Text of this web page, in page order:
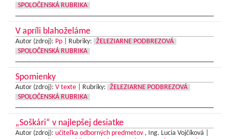
SPOLOČENSKÁ RUBRIKA
V apríli blahoželáme
Autor (zdroj): Pp Rubriky:
ŽELEZIARNE PODBREZOVÁ
SPOLOČENSKÁ RUBRIKA
Spomienky
Autor (zdroj): V texte Rubriky:
ŽELEZIARNE PODBREZOVÁ
SPOLOČENSKÁ RUBRIKA
„Soškári“ v najlepšej desiatke
Autor (zdroj): učiteľka odborných predmetov , Ing. Lucia Vojčíková |